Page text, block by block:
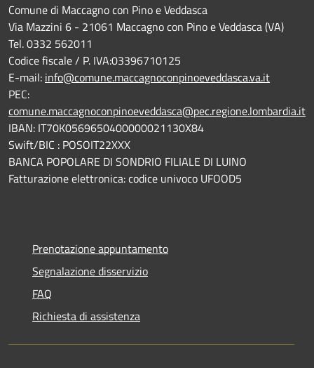
Comune di Maccagno con Pino e Veddasca
Via Mazzini 6 - 21061 Maccagno con Pino e Veddasca (VA)
Tel. 0332 562011
Codice fiscale / P. IVA:03396710125
E-mail: info@comune.maccagnoconpinoeveddasca.va.it
PEC:
comune.maccagnoconpinoeveddasca@pec.regione.lombardia.it
IBAN: IT70K0569650400000021130X84
Swift/BIC : POSOIT22XXX
BANCA POPOLARE DI SONDRIO FILIALE DI LUINO
Fatturazione elettronica: codice univoco UFOOD5
Prenotazione appuntamento
Segnalazione disservizio
FAQ
Richiesta di assistenza